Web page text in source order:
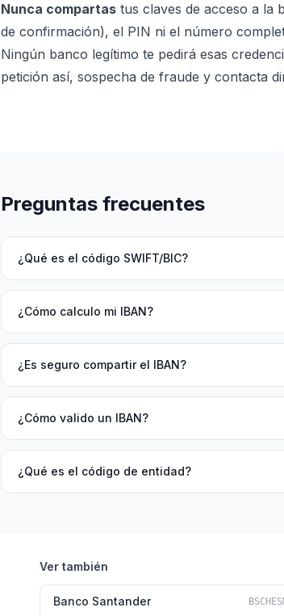
Nunca compartas tus claves de acceso a la
de confirmación), el PIN ni el número
Ningún banco legítimo te pedirá esas
petición así, sospecha de fraude y contacta
Preguntas frecuentes
¿Qué es el código SWIFT/BIC?
¿Cómo calculo mi IBAN?
¿Es seguro compartir el IBAN?
¿Cómo valido un IBAN?
¿Qué es el código de entidad?
Ver también
Banco Santander